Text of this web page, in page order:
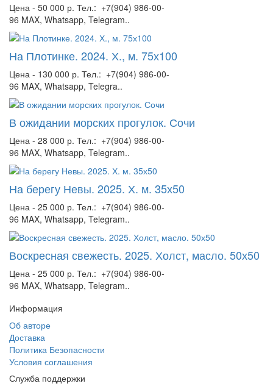
Цена - 50 000 р. Тел.: +7(904) 986-00-
96 MAX, Whatsapp, Telegram..
На Плотинке. 2024. Х., м. 75х100
Цена - 130 000 р. Тел.: +7(904) 986-00-
96 MAX, Whatsapp, Telegra..
В ожидании морских прогулок. Сочи
Цена - 28 000 р. Тел.: +7(904) 986-00-
96 MAX, Whatsapp, Telegram..
На берегу Невы. 2025. Х. м. 35х50
Цена - 25 000 р. Тел.: +7(904) 986-00-
96 MAX, Whatsapp, Telegram..
Воскресная свежесть. 2025. Холст, масло. 50х50
Цена - 25 000 р. Тел.: +7(904) 986-00-
96 MAX, Whatsapp, Telegram..
Информация
Об авторе
Доставка
Политика Безопасности
Условия соглашения
Служба поддержки